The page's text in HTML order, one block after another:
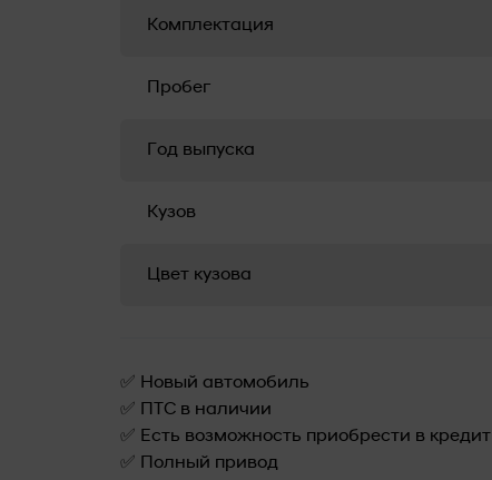
Комплектация
Пробег
Год выпуска
Кузов
Цвет кузова
✅ Новый автомобиль
✅ ПТС в наличии
✅ Есть возможность приобрести в кредит
✅ Полный привод